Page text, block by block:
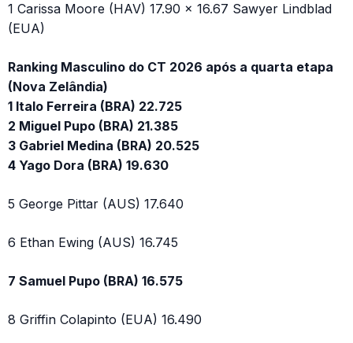
1 Carissa Moore (HAV) 17.90 x 16.67 Sawyer Lindblad
(EUA)
Ranking Masculino do CT 2026 após a quarta etapa
(Nova Zelândia)
1 Italo Ferreira (BRA) 22.725
2 Miguel Pupo (BRA) 21.385
3 Gabriel Medina (BRA) 20.525
4 Yago Dora (BRA) 19.630
5 George Pittar (AUS) 17.640
6 Ethan Ewing (AUS) 16.745
7 Samuel Pupo (BRA) 16.575
8 Griffin Colapinto (EUA) 16.490